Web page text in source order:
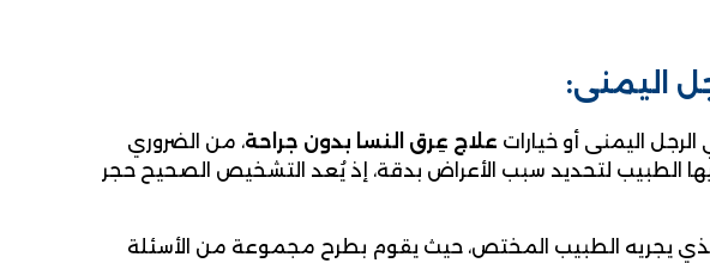
اليمنى:
اليمنى أو خيارات علاج عِرق النسا بدون جراحة، من الضروري
الطبيب لتحديد سبب الأعراض بدقة، إذ يُعد التشخيص الصحيح حجر
الذي يجريه الطبيب المختص، حيث يقوم بطرح مجموعة من الأسئلة